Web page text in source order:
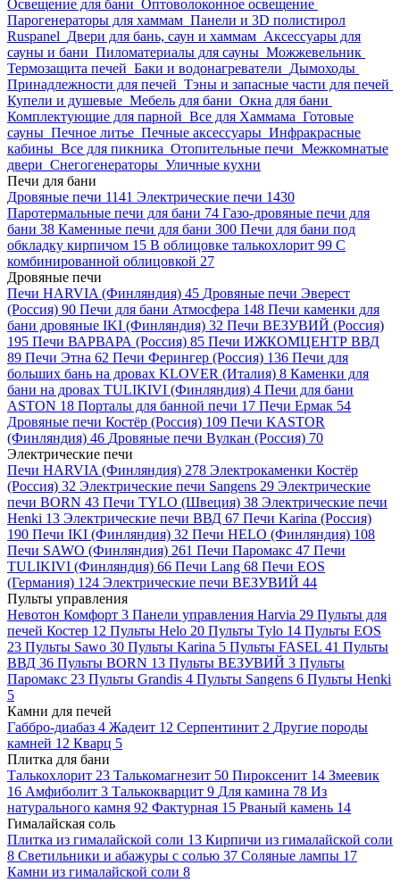
Освещение для бани Оптоволоконное освещение
Парогенераторы для хаммам Панели и 3D полистирол
Ruspanel Двери для бань, саун и хаммам Аксессуары для
сауны и бани Пиломатериалы для сауны Можжевельник
Термозащита печей Баки и водонагреватели Дымоходы
Принадлежности для печей Тэны и запасные части для печей
Купели и душевые Мебель для бани Окна для бани
Комплектующие для парной Все для Хаммама Готовые
сауны Печное литье Печные аксессуары Инфракрасные
кабины Все для пикника Отопительные печи Межкомнатые
двери Снегогенераторы Уличные кухни
Печи для бани
Дровяные печи 1141 Электрические печи 1430
Паротермальные печи для бани 74 Газо-дровяные печи для
бани 38 Каменные печи для бани 300 Печи для бани под
обкладку кирпичом 15 В облицовке талькохлорит 99 С
комбинированной облицовкой 27
Дровяные печи
Печи HARVIA (Финляндия) 45 Дровяные печи Эверест
(Россия) 90 Печи для бани Атмосфера 148 Печи каменки для
бани дровяные IKI (Финляндия) 32 Печи ВЕЗУВИЙ (Россия)
195 Печи ВАРВАРА (Россия) 85 Печи ИЖКОМЦЕНТР ВВД
89 Печи Этна 62 Печи Ферингер (Россия) 136 Печи для
больших бань на дровах KLOVER (Италия) 8 Каменки для
бани на дровах TULIKIVI (Финляндия) 4 Печи для бани
ASTON 18 Порталы для банной печи 17 Печи Ермак 54
Дровяные печи Костёр (Россия) 109 Печи KASTOR
(Финляндия) 46 Дровяные печи Вулкан (Россия) 70
Электрические печи
Печи HARVIA (Финляндия) 278 Электрокаменки Костёр
(Россия) 32 Электрические печи Sangens 29 Электрические
печи BORN 43 Печи TYLO (Швеция) 38 Электрические печи
Henki 13 Электрические печи ВВД 67 Печи Karina (Россия)
190 Печи IKI (Финляндия) 32 Печи HELO (Финляндия) 108
Печи SAWO (Финляндия) 261 Печи Паромакс 47 Печи
TULIKIVI (Финляндия) 66 Печи Lang 68 Печи EOS
(Германия) 124 Электрические печи ВЕЗУВИЙ 44
Пульты управления
Невотон Комфорт 3 Панели управления Harvia 29 Пульты для
печей Костер 12 Пульты Helo 20 Пульты Tylo 14 Пульты EOS
23 Пульты Sawo 30 Пульты Karina 5 Пульты FASEL 41 Пульты
ВВД 36 Пульты BORN 13 Пульты ВЕЗУВИЙ 3 Пульты
Паромакс 23 Пульты Grandis 4 Пульты Sangens 6 Пульты Henki
5
Камни для печей
Габбро-диабаз 4 Жадеит 12 Серпентинит 2 Другие породы
камней 12 Кварц 5
Плитка для бани
Талькохлорит 23 Талькомагнезит 50 Пироксенит 14 Змеевик
16 Амфиболит 3 Талькокварцит 9 Для камина 78 Из
натурального камня 92 Фактурная 15 Рваный камень 14
Гималайская соль
Плитка из гималайской соли 13 Кирпичи из гималайской соли
8 Светильники и абажуры с солью 37 Соляные лампы 17
Камни из гималайской соли 8